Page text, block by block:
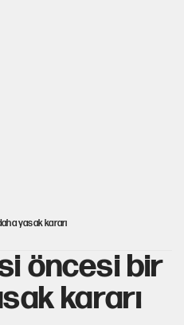
yasak kararı
öncesi bir
kararı